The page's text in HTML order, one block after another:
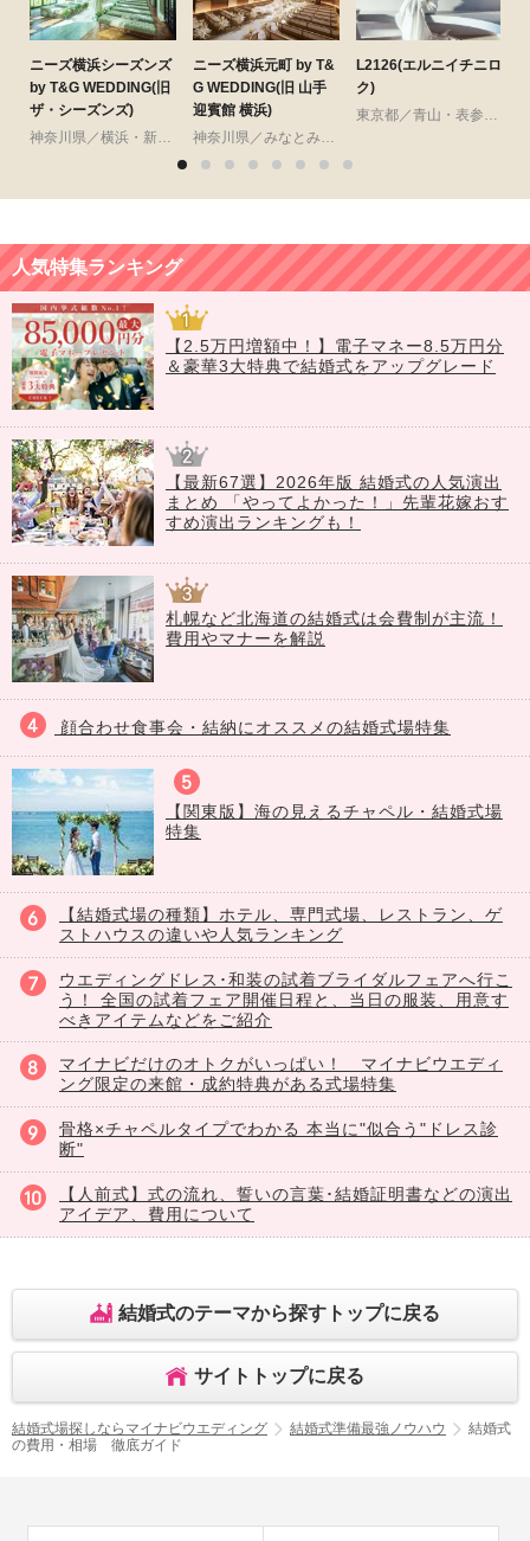
ニーズ横浜シーズンズ
by T&G WEDDING(旧
ザ・シーズンズ)
神奈川県／横浜・新横浜・川崎
ニーズ横浜元町 by T&
G WEDDING(旧 山手
迎賓館 横浜)
神奈川県／みなとみらい・桜木町・山手・山下町・関内
L2126(エルニイチニロ
ク)
東京都／青山・表参道・渋谷・原宿
人気特集ランキング
【2.5万円増額中！】電子マネー8.5万円分
＆豪華3大特典で結婚式をアップグレード
【最新67選】2026年版 結婚式の人気演出
まとめ 「やってよかった！」先輩花嫁おす
すめ演出ランキングも！
札幌など北海道の結婚式は会費制が主流！
費用やマナーを解説
顔合わせ食事会・結納にオススメの結婚式場特集
【関東版】海の見えるチャペル・結婚式場
特集
【結婚式場の種類】ホテル、専門式場、レストラン、ゲ
ストハウスの違いや人気ランキング
ウエディングドレス･和装の試着ブライダルフェアへ行こ
う！ 全国の試着フェア開催日程と、当日の服装、用意す
べきアイテムなどをご紹介
マイナビだけのオトクがいっぱい！ マイナビウエディ
ング限定の来館・成約特典がある式場特集
骨格×チャペルタイプでわかる 本当に"似合う"ドレス診
断"
【人前式】式の流れ、誓いの言葉･結婚証明書などの演出
アイデア、費用について
結婚式のテーマから探すトップに戻る
サイトトップに戻る
結婚式場探しならマイナビウエディング 結婚式準備最強ノウハウ
結婚式
の費用・相場 徹底ガイド